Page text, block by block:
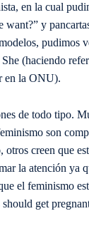
en la cual
y
pudimos
(haciendo
en la ONU).
de todo tipo.
son
creen que
la atención ya
el feminismo
get